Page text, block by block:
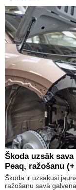
Škoda uzsāk
Peaq, ražošanu (+
Škoda ir uzsākusi
ražošanu savā